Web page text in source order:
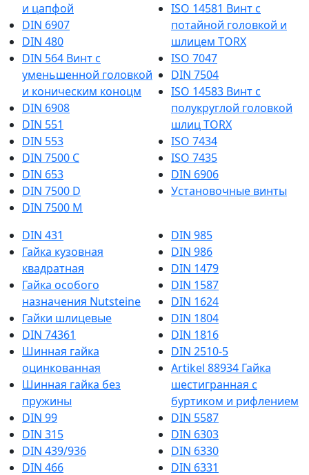
и цапфой
DIN 6907
DIN 480
DIN 564 Винт с
уменьшенной головкой
и коническим коноцм
DIN 6908
DIN 551
DIN 553
DIN 7500 C
DIN 653
DIN 7500 D
DIN 7500 M
ISO 14581 Винт с
потайной головкой и
шлицем TORX
ISO 7047
DIN 7504
ISO 14583 Винт с
полукруглой головкой
шлиц TORX
ISO 7434
ISO 7435
DIN 6906
Установочные винты
DIN 431
Гайка кузовная
квадратная
Гайка особого
назначения Nutsteine
Гайки шлицевые
DIN 74361
Шинная гайка
оцинкованная
Шинная гайка без
пружины
DIN 99
DIN 315
DIN 439/936
DIN 466
DIN 985
DIN 986
DIN 1479
DIN 1587
DIN 1624
DIN 1804
DIN 1816
DIN 2510-5
Artikel 88934 Гайка
шестигранная с
буртиком и рифлением
DIN 5587
DIN 6303
DIN 6330
DIN 6331